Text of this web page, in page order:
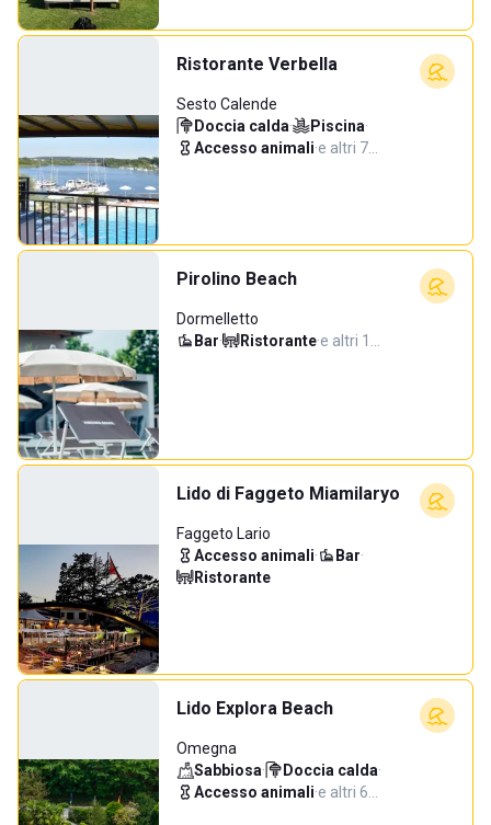
Ristorante Verbella
Sesto Calende
Doccia calda· Piscina·
Accesso animali·e altri 7…
Pirolino Beach
Dormelletto
Bar· Ristorante·e altri 1…
Lido di Faggeto Miamilaryo
Faggeto Lario
Accesso animali· Bar·
Ristorante
Lido Explora Beach
Omegna
Sabbiosa· Doccia calda·
Accesso animali·e altri 6…